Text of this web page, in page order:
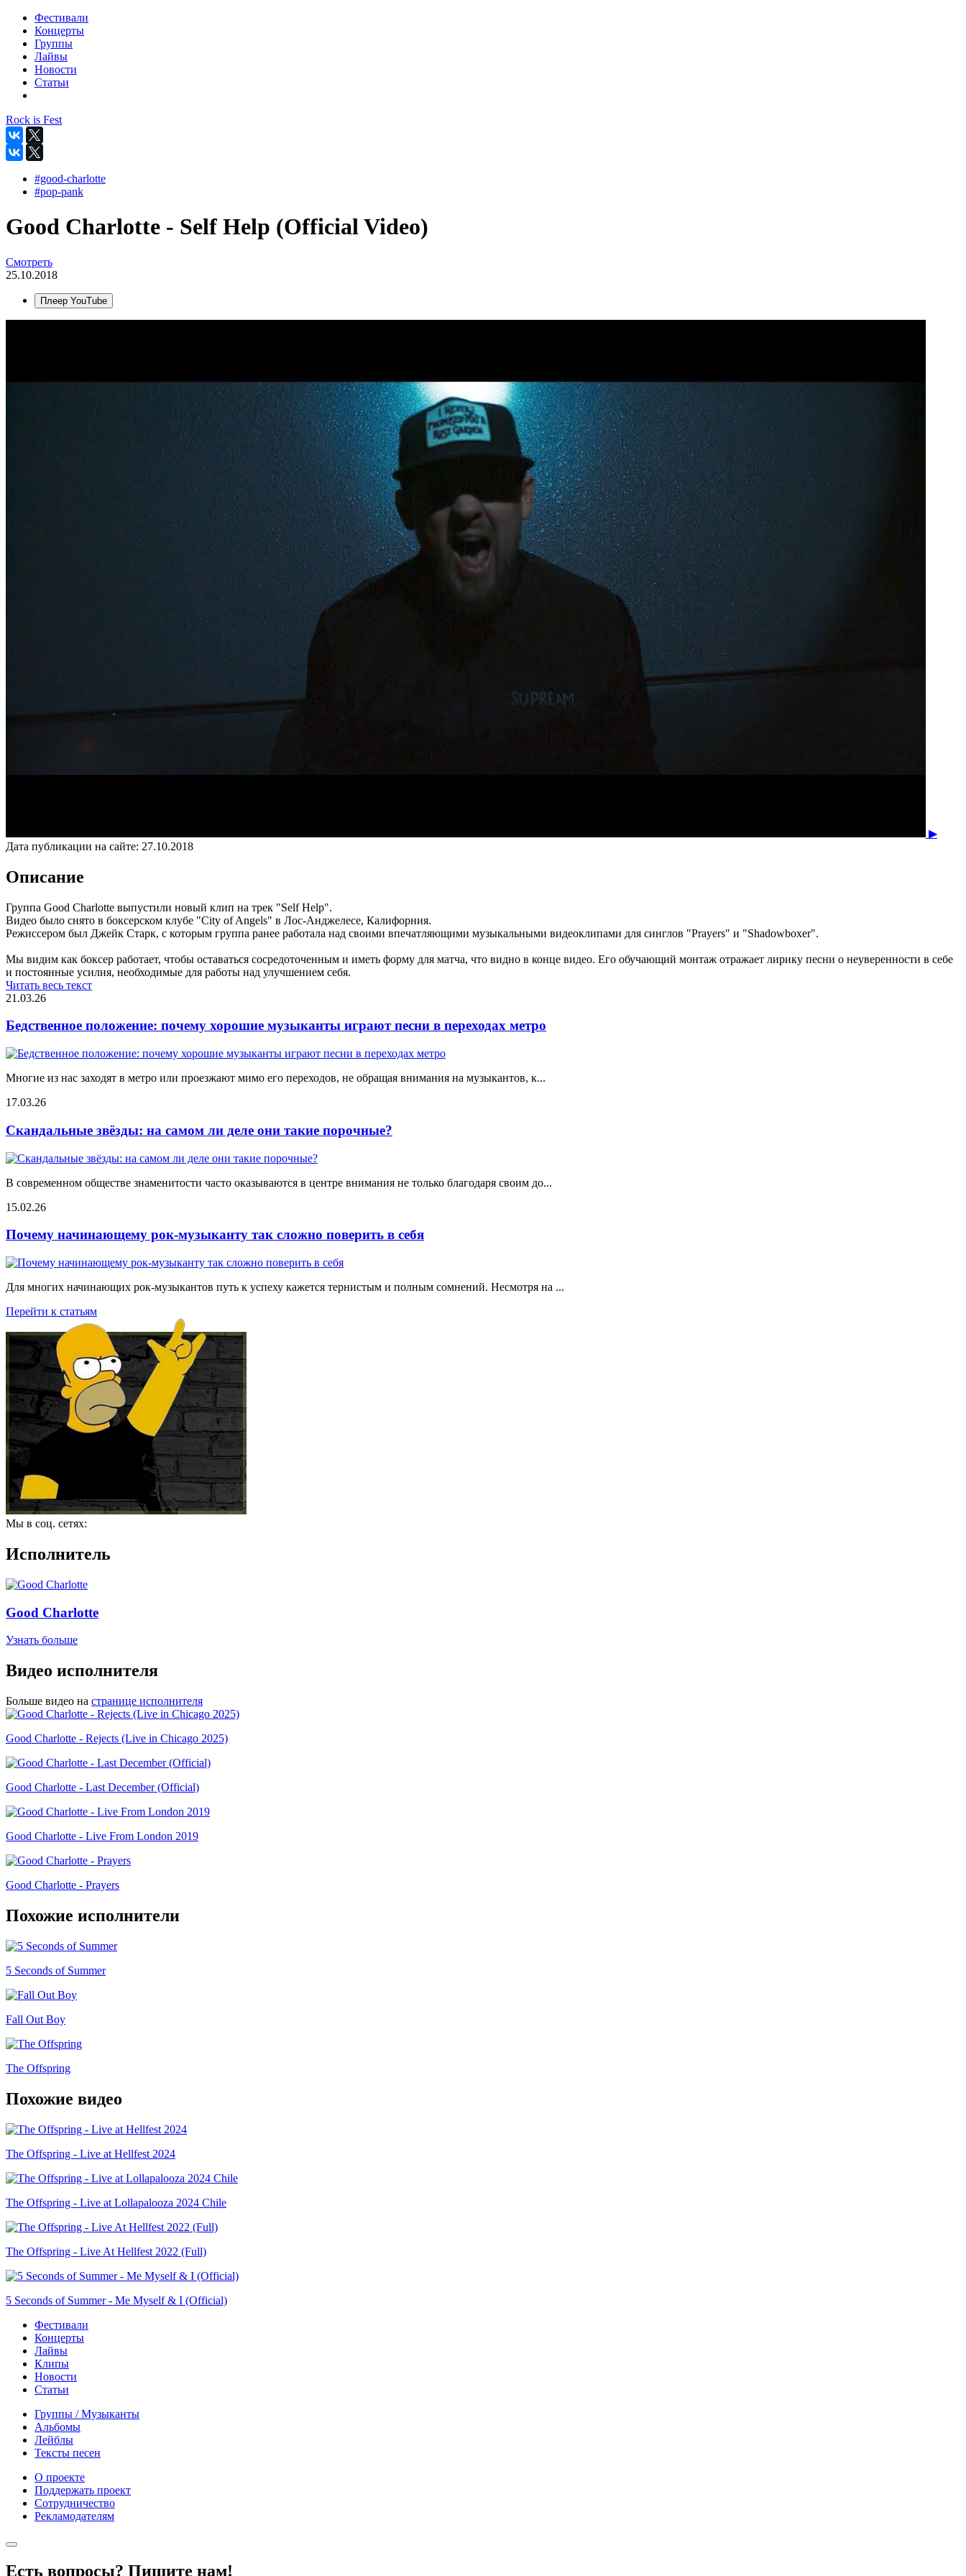
Фестивали
Концерты
Группы
Лайвы
Новости
Статьи
Rock is Fest
#good-charlotte
#pop-pank
Good Charlotte - Self Help (Official Video)
Смотреть
25.10.2018
Плеер YouTube
▶
Дата публикации на сайте: 27.10.2018
Описание
Группа Good Charlotte выпустили новый клип на трек "Self Help".
Видео было снято в боксерском клубе "City of Angels" в Лос-Анджелесе, Калифорния.
Режиссером был Джейк Старк, с которым группа ранее работала над своими впечатляющими музыкальными видеоклипами для синглов "Prayers" и "Shadowboxer".
Мы видим как боксер работает, чтобы оставаться сосредоточенным и иметь форму для матча, что видно в конце видео. Его обучающий монтаж отражает лирику песни о неуверенности в себе
и постоянные усилия, необходимые для работы над улучшением себя.
Читать весь текст
21.03.26
Бедственное положение: почему хорошие музыканты играют песни в переходах метро
Многие из нас заходят в метро или проезжают мимо его переходов, не обращая внимания на музыкантов, к...
17.03.26
Скандальные звёзды: на самом ли деле они такие порочные?
В современном обществе знаменитости часто оказываются в центре внимания не только благодаря своим до...
15.02.26
Почему начинающему рок-музыканту так сложно поверить в себя
Для многих начинающих рок-музыкантов путь к успеху кажется тернистым и полным сомнений. Несмотря на ...
Перейти к статьям
Мы в соц. сетях:
Исполнитель
Good Charlotte
Узнать больше
Видео исполнителя
Больше видео на странице исполнителя
Good Charlotte - Rejects (Live in Chicago 2025)
Good Charlotte - Last December (Official)
Good Charlotte - Live From London 2019
Good Charlotte - Prayers
Похожие исполнители
5 Seconds of Summer
Fall Out Boy
The Offspring
Похожие видео
The Offspring - Live at Hellfest 2024
The Offspring - Live at Lollapalooza 2024 Chile
The Offspring - Live At Hellfest 2022 (Full)
5 Seconds of Summer - Me Myself & I (Official)
Фестивали
Концерты
Лайвы
Клипы
Новости
Статьи
Группы / Музыканты
Альбомы
Лейблы
Тексты песен
О проекте
Поддержать проект
Сотрудничество
Рекламодателям
Есть вопросы? Пишите нам!